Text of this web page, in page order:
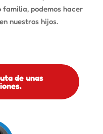
podemos hacer
nuestros hijos.
de unas